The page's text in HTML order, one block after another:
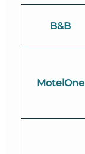
B&B
MotelOne